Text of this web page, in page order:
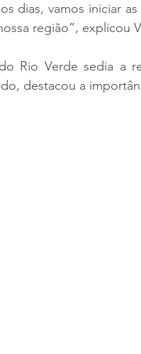
dias, vamos iniciar
região”, explicou
Rio Verde sedia a
destacou a